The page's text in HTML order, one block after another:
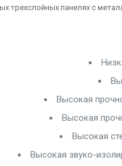
трехслойных панелях с
Высокая
Высокая
Высокая
Высокая звуко-